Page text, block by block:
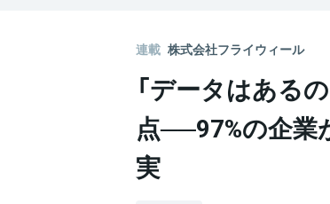
連載 株式会社フライウィール
「データはある
点──97%の企業
実